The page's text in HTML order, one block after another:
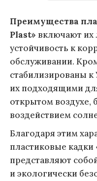
Преимущества
Plast» включают их
устойчивость к
обслуживании.
стабилизированы
их подходящими
открытом воздухе,
воздействием
Благодаря этим
пластиковые кадки
представляют
и экологически